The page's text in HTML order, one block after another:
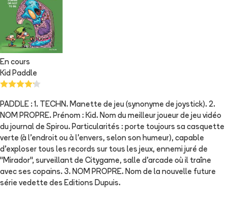
En cours
Kid Paddle
PADDLE : 1. TECHN. Manette de jeu (synonyme de joystick). 2.
NOM PROPRE. Prénom : Kid. Nom du meilleur joueur de jeu vidéo
du journal de Spirou. Particularités : porte toujours sa casquette
verte (à l'endroit ou à l'envers, selon son humeur), capable
d'exploser tous les records sur tous les jeux, ennemi juré de
"Mirador", surveillant de Citygame, salle d'arcade où il traîne
avec ses copains. 3. NOM PROPRE. Nom de la nouvelle future
série vedette des Editions Dupuis.